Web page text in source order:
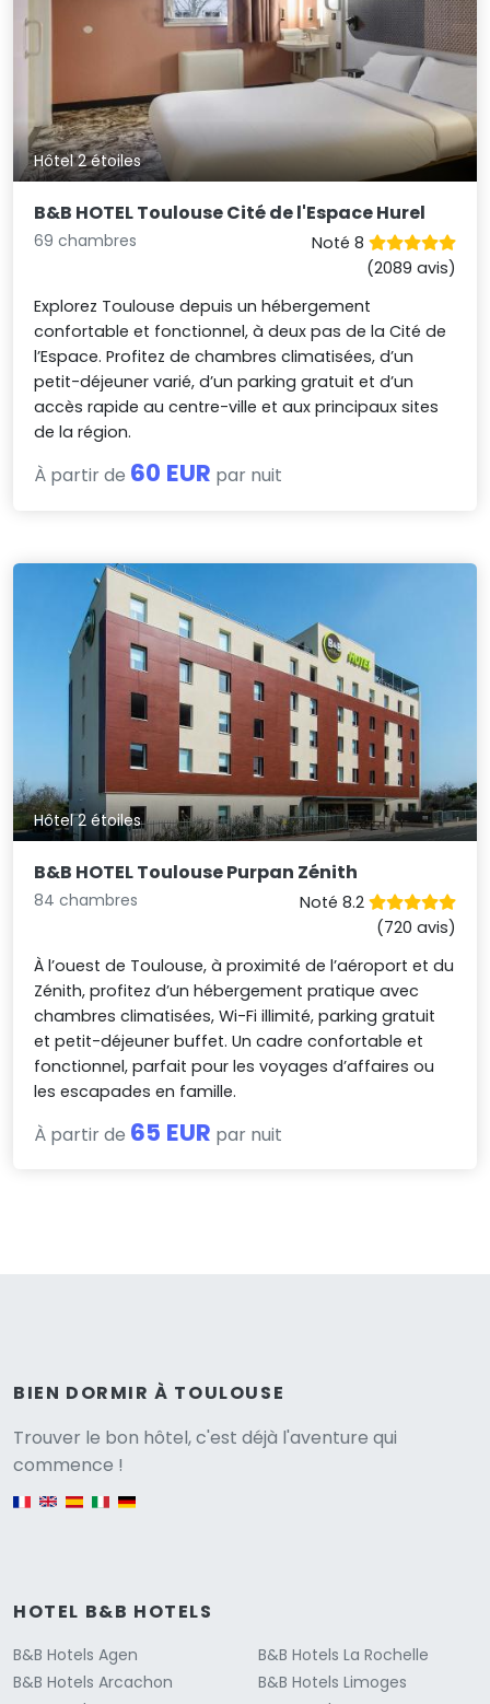
Hôtel 2 étoiles
B&B HOTEL Toulouse Cité de l'Espace Hurel
69 chambres
Noté 8
(2089 avis)
Explorez Toulouse depuis un hébergement
confortable et fonctionnel, à deux pas de la Cité de
l’Espace. Profitez de chambres climatisées, d’un
petit-déjeuner varié, d’un parking gratuit et d’un
accès rapide au centre-ville et aux principaux sites
de la région.
À partir de 60 EUR par nuit
Hôtel 2 étoiles
B&B HOTEL Toulouse Purpan Zénith
84 chambres
Noté 8.2
(720 avis)
À l’ouest de Toulouse, à proximité de l’aéroport et du
Zénith, profitez d’un hébergement pratique avec
chambres climatisées, Wi-Fi illimité, parking gratuit
et petit-déjeuner buffet. Un cadre confortable et
fonctionnel, parfait pour les voyages d’affaires ou
les escapades en famille.
À partir de 65 EUR par nuit
BIEN DORMIR À TOULOUSE
Trouver le bon hôtel, c'est déjà l'aventure qui
commence !
HOTEL B&B HOTELS
B&B Hotels Agen
B&B Hotels Arcachon
B&B Hotels La Rochelle
B&B Hotels Limoges